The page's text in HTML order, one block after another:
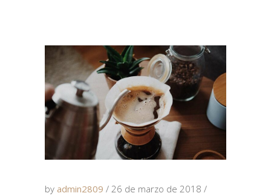
by admin2809
26 de marzo de 2018